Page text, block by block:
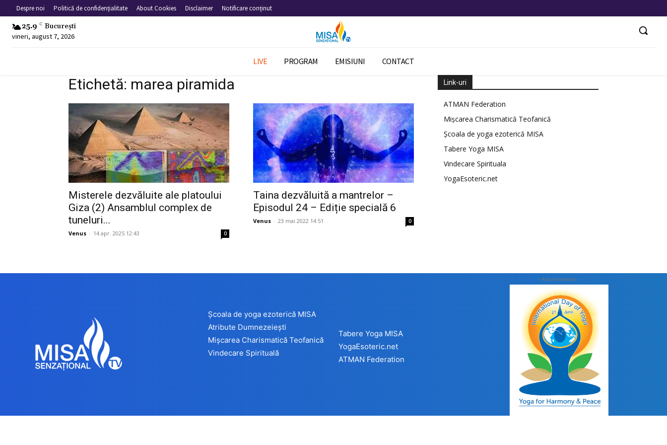
Despre noi Politică de confidențialitate About Cookies Disclaimer Notificare conținut
25.9 C București
vineri, august 7, 2026
LIVE PROGRAM EMISIUNI CONTACT
Etichetă: marea piramida
Misterele dezvăluite ale platoului
Giza (2) Ansamblul complex de
tuneluri...
Venus - 14 apr. 2025 12:43 0
Taina dezvăluită a mantrelor –
Episodul 24 – Ediție specială 6
Venus - 23 mai 2022 14:51 0
Link-uri
ATMAN Federation
Mișcarea Charismatică Teofanică
Școala de yoga ezoterică MISA
Tabere Yoga MISA
Vindecare Spirituala
YogaEsoteric.net
Școala de yoga ezoterică MISA
Atribute Dumnezeiești
Mișcarea Charismatică Teofanică
Vindecare Spirituală
Tabere Yoga MISA
YogaEsoteric.net
ATMAN Federation
- Advertisement -